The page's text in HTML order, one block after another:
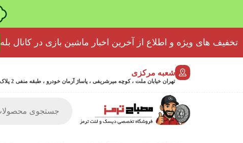
تخفیف های ویژه و اطلاع از آخرین اخبار ماشین بازی در کانال بله
شعبه مرکزی
تهران خیابان ملت ، کوچه میرشریفی ، پاساژ آرمان خودرو ، طبقه منفی 2 پلاک 46 - 09032439723